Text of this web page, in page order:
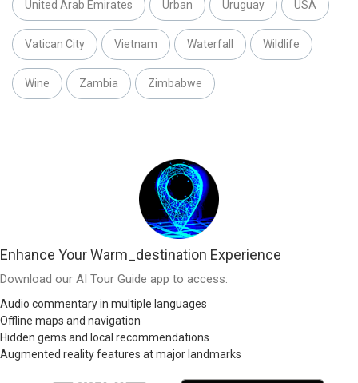
United Arab Emirates Urban Uruguay USA
Vatican City Vietnam Waterfall Wildlife
Wine Zambia Zimbabwe
Enhance Your Warm_destination Experience
Download our AI Tour Guide app to access:
Audio commentary in multiple languages
Offline maps and navigation
Hidden gems and local recommendations
Augmented reality features at major landmarks